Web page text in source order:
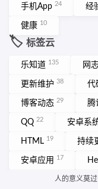
手机App 24 经
健康 10
🏷️ 标签云
乐知道 135 网志
更新维护 38 代
博客动态 29 腾
QQ 22 安卓系
HTML 19 持续
安卓应用 17
网页设计15
人的意义莫